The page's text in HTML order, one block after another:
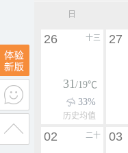
日
十三
26
31/19℃
33%
历史均值
27
二十
02 03